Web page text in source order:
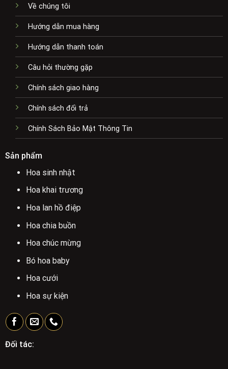
Về chúng tôi
Hướng dẫn mua hàng
Hướng dẫn thanh toán
Câu hỏi thường gặp
Chính sách giao hàng
Chính sách đổi trả
Chính Sách Bảo Mật Thông Tin
Sản phẩm
Hoa sinh nhật
Hoa khai trương
Hoa lan hồ điệp
Hoa chia buồn
Hoa chúc mừng
Bó hoa baby
Hoa cưới
Hoa sự kiện
Đối tác: